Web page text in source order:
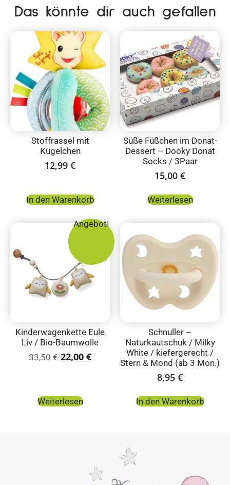
Das könnte dir auch gefallen
Stoffrassel mit
Kügelchen
12,99 €
In den Warenkorb
Süße Füßchen im Donat-
Dessert – Dooky Donat
Socks / 3Paar
15,00 €
Weiterlesen
Angebot!
Kinderwagenkette Eule
Liv / Bio-Baumwolle
33,50€ 22,00 €
Weiterlesen
Schnuller –
Naturkautschuk / Milky
White / kiefergerecht /
Stern & Mond (ab 3 Mon.)
8,95 €
In den Warenkorb